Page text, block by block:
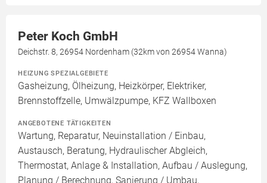
Peter Koch GmbH
Deichstr. 8, 26954 Nordenham (32km von 26954 Wanna)
HEIZUNG SPEZIALGEBIETE
Gasheizung, Ölheizung, Heizkörper, Elektriker,
Brennstoffzelle, Umwälzpumpe, KFZ Wallboxen
ANGEBOTENE TÄTIGKEITEN
Wartung, Reparatur, Neuinstallation / Einbau,
Austausch, Beratung, Hydraulischer Abgleich,
Thermostat, Anlage & Installation, Aufbau / Auslegung,
Planung / Berechnung, Sanierung / Umbau,